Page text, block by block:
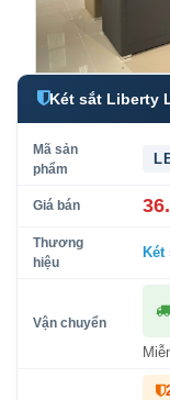
Két sắt Liberty
Mã sản
phẩm
Giá bán
Thương
hiệu
Két
Vận chuyển